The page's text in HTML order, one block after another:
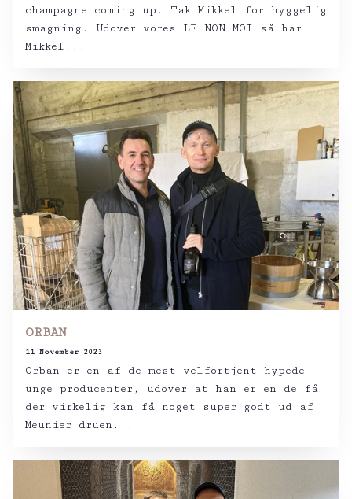
champagne coming up. Tak Mikkel for hyggelig
smagning. Udover vores LE NON MOI så har
Mikkel...
ORBAN
11 November 2023
Orban er en af de mest velfortjent hypede
unge producenter, udover at han er en de få
der virkelig kan få noget super godt ud af
Meunier druen...